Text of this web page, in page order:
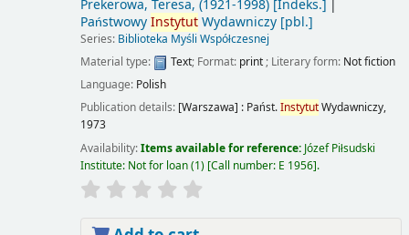
Prekerowa, Teresa, (1921-1998)[Indeks.]
PaństwowyInstytutWydawniczy[pbl.]
Series: Biblioteka Myśli Współczesnej
Material type:
Text; Format: print; Literary form: Not fiction
Language: Polish
Publication details: [Warszawa] : Państ.InstytutWydawniczy,
1973
Availability:Items available for reference: Józef Piłsudski
Institute: Not for loan(1) Call number: E 1956 .